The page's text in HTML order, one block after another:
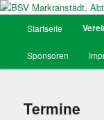
BSV
Zum
Inhalt
Startseite
Sponsoren
Termine